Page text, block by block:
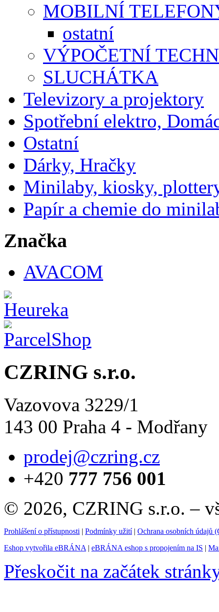
MOBILNÍ
ostatní
VÝPOČETNÍ
SLUCHÁTKA
Televizory a projektory
Spotřební elektro,
Ostatní
Dárky, Hračky
Minilaby, kiosky,
Papír a chemie do
Značka
AVACOM
CZRING s.r.o.
Vazovova 3229/1
143 00 Praha 4 - Modřany
prodej@czring.cz
+420 777 756 001
© 2026, CZRING s.r.o. –
Prohlášení o přístupnosti | Podmínky užití| Ochrana osobních údajů
Eshop vytvořila eBRÁNA | eBRÁNA eshop s propojením na IS |
Přeskočit na začátek